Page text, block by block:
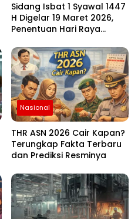
Sidang Isbat 1 Syawal 1447
H Digelar 19 Maret 2026,
Penentuan Hari Raya
Rukyat Hilal
Nasional
THR ASN 2026 Cair Kapan?
Terungkap Fakta Terbaru
dan Prediksi Resminya